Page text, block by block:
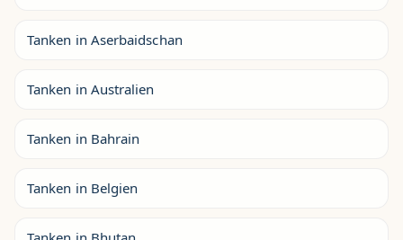
Tanken in Aserbaidschan
Tanken in Australien
Tanken in Bahrain
Tanken in Belgien